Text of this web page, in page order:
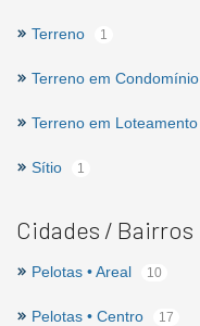
Terreno 1
Terreno em Condomínio
Terreno em Loteamento
Sítio 1
Cidades / Bairros
Pelotas • Areal 10
Pelotas • Centro 17